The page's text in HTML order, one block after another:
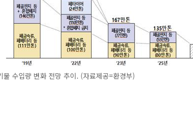
수입량 변화 전망 추이. (자료제공=환경부)